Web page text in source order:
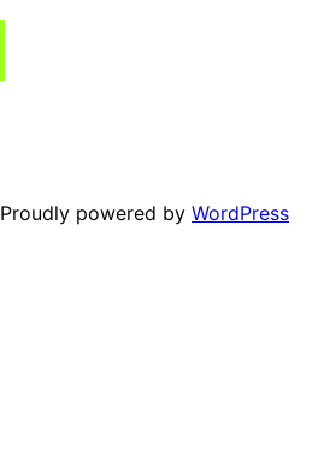
Proudly powered by WordPress